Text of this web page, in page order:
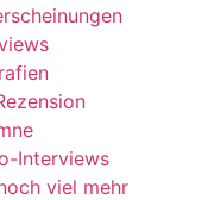
Interviews
viel mehr